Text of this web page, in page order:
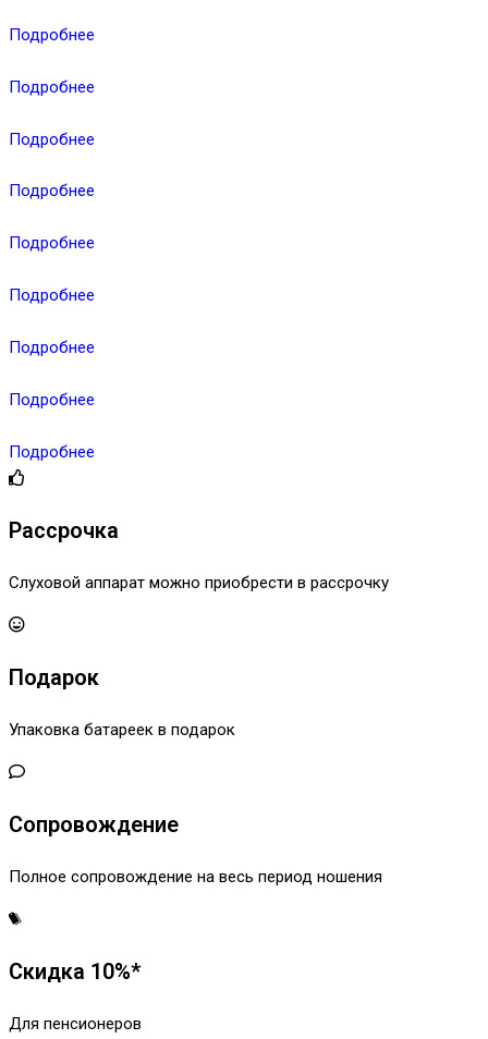
Подробнее
Подробнее
Подробнее
Подробнее
Подробнее
Подробнее
Подробнее
Подробнее
Подробнее
Рассрочка
Слуховой аппарат можно приобрести в рассрочку
Подарок
Упаковка батареек в подарок
Сопровождение
Полное сопровождение на весь период ношения
Скидка 10%*
Для пенсионеров